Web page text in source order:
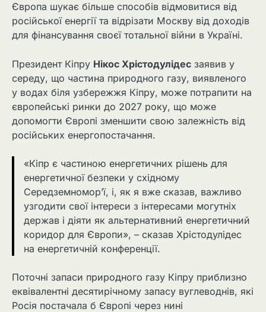
Європа шукає більше способів відмовитися від
російської енергії та відрізати Москву від доходів
для фінансування своєї тотальної війни в Україні.
Президент Кіпру Нікос Хрістодулідес заявив у
середу, що частина природного газу, виявленого
у водах біля узбережжя Кіпру, може потрапити на
європейські ринки до 2027 року, що може
допомогти Європі зменшити свою залежність від
російських енергопостачання.
«Кіпр є частиною енергетичних рішень для
енергетичної безпеки у східному
Середземномор’ї, і, як я вже сказав, важливо
узгодити свої інтереси з інтересами могутніх
держав і діяти як альтернативний енергетичний
коридор для Європи», – сказав Хрістодулідес
на енергетичній конференції.
Поточні запаси природного газу Кіпру приблизно
еквівалентні десятирічному запасу вуглеводнів, які
Росія постачала б Європі через нині